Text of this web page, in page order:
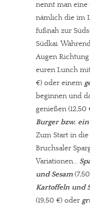
nennt man eine
nämlich die im
fußnah zur
Südkai.
Augen
euren Lunch
€) oder einem
beginnen und
genießen (12,50
Burger bzw.
Zum Start in die
Bruchsaler
Variationen…
und Sesam
Kartoffeln und
(19,50 €) oder